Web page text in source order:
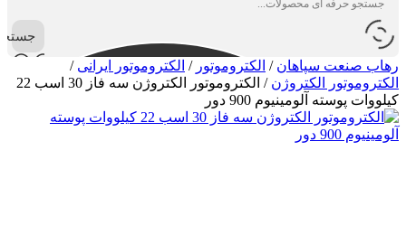
رهاب صنعت سپاهان / الکتروموتور / الکتروموتور ایرانی /
الکتروموتور الکتروژن /
الکتروموتور الکتروژن سه فاز 30 اسب 22
کیلووات پوسته آلومینیوم 900 دور